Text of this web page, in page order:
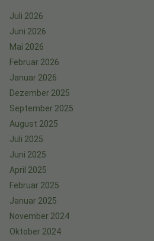
Juli 2026
Juni 2026
Mai 2026
Februar 2026
Januar 2026
Dezember 2025
September 2025
August 2025
Juli 2025
Juni 2025
April 2025
Februar 2025
Januar 2025
November 2024
Oktober 2024